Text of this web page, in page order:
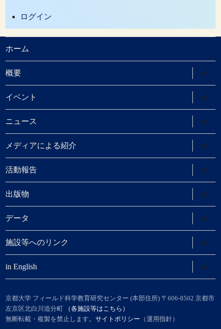
ログイン
ホーム
概要
ブ
メ
ニ
ュ
ー
を
展
開
イベント
ブ
メ
ニ
ュ
ー
を
展
開
ニュース
ブ
メ
ニ
ュ
ー
を
展
開
メディアによる紹介
ブ
メ
ニ
ュ
ー
を
展
開
活動報告
ブ
メ
ニ
ュ
ー
を
展
開
出版物
ブ
メ
ニ
ュ
ー
を
展
開
データ
ブ
メ
ニ
ュ
ー
を
展
開
施設等へのリンク
ブ
メ
ニ
ュ
ー
展
開
in English
ブ
メ
ュ
ー
京都大学 フィールド科学教育研究センター (本部住所) 〒606-8502 京都市
左京区北白川追分町
（各施設等はこちら）
無断転載・複製を禁止します。サイトポリシー （運用指針）